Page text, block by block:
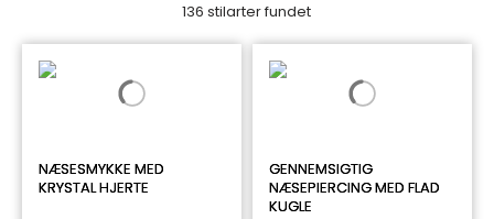
136 stilarter fundet
NÆSESMYKKE MED
KRYSTAL HJERTE
GENNEMSIGTIG
NÆSEPIERCING MED FLAD
KUGLE